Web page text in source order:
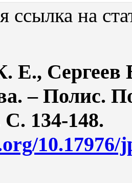
ссылка на
Сергеев
– Полис.
134-148.
10.17976/